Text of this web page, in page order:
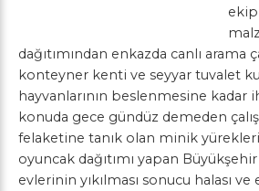
dağıtımından enkazda canlı arama
konteyner kenti ve seyyar tuvalet
hayvanlarının beslenmesine kadar
konuda gece gündüz demeden
felaketine tanık olan minik
oyuncak dağıtımı yapan
evlerinin yıkılması sonucu halası